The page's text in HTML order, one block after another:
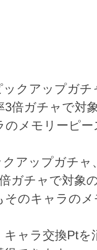
ックアップガチ
3倍ガチャで対
メモリーピ
アップガチャ
ガチャで対象
そのキャラの
ャラ交換Ptを